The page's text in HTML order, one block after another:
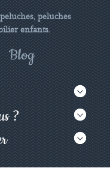
peluches
enfants.
?